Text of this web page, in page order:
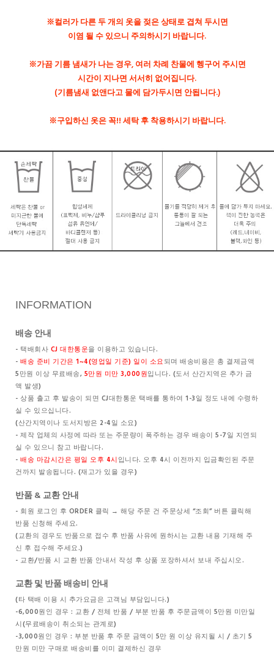
※컬러가 다른 두 개의 옷을 젖은 상태로 겹쳐 두시면
이염 될 수 있으니 주의하시기 바랍니다.
※가끔 기름 냄새가 나는 경우, 여러 차례 찬물에 헹구어 주시면
시간이 지나면 서서히 없어집니다.
(기름냄새 없앤다고 물에 담가두시면 안됩니다.)
※구입하신 옷은 꼭!! 세탁 후 착용하시기 바랍니다.
INFORMATION
배송 안내
- 택배회사 CJ 대한통운을 이용하고 있습니다.
- 배송 준비 기간은 1~4(영업일 기준) 일이 소요 되며 배송비용은 총 결제금액
5만원 이상 무료배송, 5만원 미만 3,000원입니다. (도서 산간지역은 추가 금
액 발생)
- 상품 출고 후 발송이 되면 CJ대한통운 택배를 통하여 1-3일 정도 내에 수령하
실 수 있으십니다.
(산간지역이나 도서지방은 2-4일 소요)
- 제작 업체의 사정에 따라 또는 주문량이 폭주하는 경우 배송이 5-7일 지연되
실 수 있으니 참고 바랍니다.
- 배송 마감시간은 평일 오후 4시 입니다. 오후 4시 이전까지 입금확인된 주문
건까지 발송됩니다. (재고가 있을 경우)
반품 & 교환 안내
- 회원 로그인 후 ORDER 클릭 → 해당 주문 건 주문상세 “조회” 버튼 클릭해
반품 신청해 주세요.
(교환의 경우도 반품으로 접수 후 반품 사유에 원하시는 교환 내용 기재해 주
신 후 접수해 주세요.)
- 교환/반품 시 교환 반품 안내서 작성 후 상품 포장하셔서 보내 주십시오.
교환 및 반품 배송비 안내
(타 택배 이용 시 추가요금은 고객님 부담입니다.)
-6,000원인 경우 : 교환 / 전체 반품 / 부분 반품 후 주문금액이 5만원 미만일
시(무료배송이 취소되는 관계로)
-3,000원인 경우 : 부분 반품 후 주문 금액이 5만 원 이상 유지될 시 / 초기 5
만원 미만 구매로 배송비를 이미 결제하신 경우